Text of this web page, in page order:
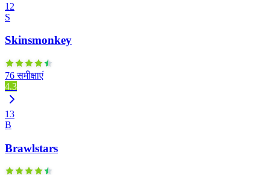
12
S
Skinsmonkey
76 समीक्षाएं
4.3
13
B
Brawlstars